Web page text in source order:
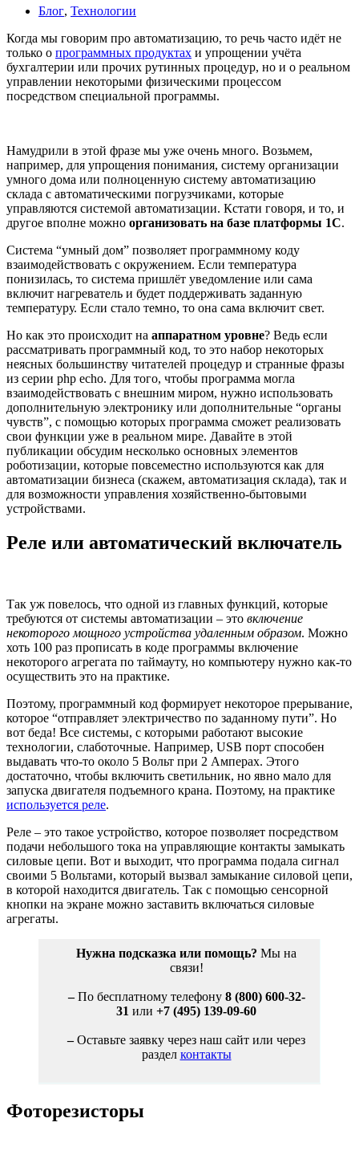
Блог, Технологии
Когда мы говорим про автоматизацию, то речь часто идёт не
только о программных продуктах и упрощении учёта
бухгалтерии или прочих рутинных процедур, но и о реальном
управлении некоторыми физическими процессом
посредством специальной программы.
Намудрили в этой фразе мы уже очень много. Возьмем,
например, для упрощения понимания, систему организации
умного дома или полноценную систему автоматизацию
склада с автоматическими погрузчиками, которые
управляются системой автоматизации. Кстати говоря, и то, и
другое вполне можно организовать на базе платформы 1С.
Система “умный дом” позволяет программному коду
взаимодействовать с окружением. Если температура
понизилась, то система пришлёт уведомление или сама
включит нагреватель и будет поддерживать заданную
температуру. Если стало темно, то она сама включит свет.
Но как это происходит на аппаратном уровне? Ведь если
рассматривать программный код, то это набор некоторых
неясных большинству читателей процедур и странные фразы
из серии php echo. Для того, чтобы программа могла
взаимодействовать с внешним миром, нужно использовать
дополнительную электронику или дополнительные “органы
чувств”, с помощью которых программа сможет реализовать
свои функции уже в реальном мире. Давайте в этой
публикации обсудим несколько основных элементов
роботизации, которые повсеместно используются как для
автоматизации бизнеса (скажем, автоматизация склада), так и
для возможности управления хозяйственно-бытовыми
устройствами.
Реле или автоматический включатель
Так уж повелось, что одной из главных функций, которые
требуются от системы автоматизации – это включение
некоторого мощного устройства удаленным образом. Можно
хоть 100 раз прописать в коде программы включение
некоторого агрегата по таймауту, но компьютеру нужно как-то
осуществить это на практике.
Поэтому, программный код формирует некоторое прерывание,
которое “отправляет электричество по заданному пути”. Но
вот беда! Все системы, с которыми работают высокие
технологии, слаботочные. Например, USB порт способен
выдавать что-то около 5 Вольт при 2 Амперах. Этого
достаточно, чтобы включить светильник, но явно мало для
запуска двигателя подъемного крана. Поэтому, на практике
используется реле.
Реле – это такое устройство, которое позволяет посредством
подачи небольшого тока на управляющие контакты замыкать
силовые цепи. Вот и выходит, что программа подала сигнал
своими 5 Вольтами, который вызвал замыкание силовой цепи,
в которой находится двигатель. Так с помощью сенсорной
кнопки на экране можно заставить включаться силовые
агрегаты.
Нужна подсказка или помощь? Мы на
связи!
–По бесплатному телефону 8 (800) 600-32-
31 или +7 (495) 139-09-60
–Оставьте заявку через наш сайт или через
раздел контакты
Фоторезисторы